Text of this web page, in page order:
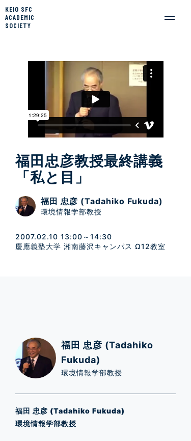
KEIO SFC
ACADEMIC
SOCIETY
福田忠彦教授最終講義
「私と目」
福田 忠彦 (Tadahiko Fukuda)
環境情報学部教授
2007.02.10 13:00～14:30
慶應義塾大学 湘南藤沢キャンパス Ω12教室
福田 忠彦 (Tadahiko
Fukuda)
環境情報学部教授
福田 忠彦 (Tadahiko Fukuda)
環境情報学部教授